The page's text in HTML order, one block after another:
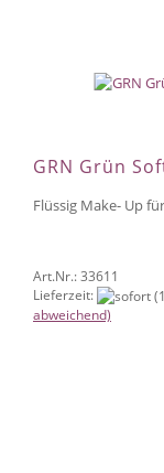
GRN Grün
Flüssig Make- Up
Art.Nr.: 33611
Lieferzeit:
abweichend)